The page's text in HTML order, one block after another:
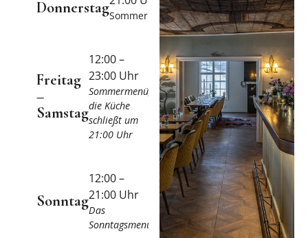
DonnerstagSommermenü
Freitag
–
Samstag
12:00 –
23:00 Uhr
Sommermenü,
die Küche
schließt um
21:00 Uhr
Sonntag
12:00 –
21:00 Uhr
Das
Sonntagsmenü